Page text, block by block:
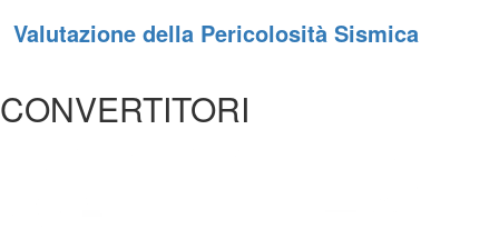
Valutazione della Pericolosità Sismica
CONVERTITORI